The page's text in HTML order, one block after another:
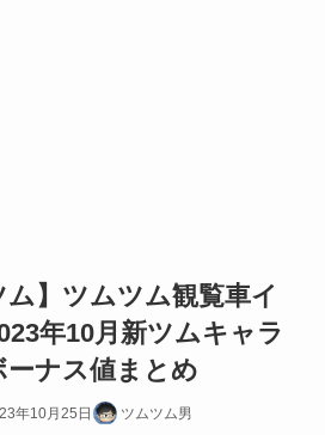
ム】ツムツム観覧車イ
年10月新ツムキャラ
ーナス値まとめ
年10月25日 ツムツム男